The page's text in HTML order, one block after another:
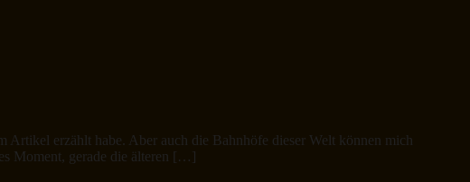
erzählt habe. Aber auch die Bahnhöfe dieser Welt können mich
Moment, gerade die älteren […]